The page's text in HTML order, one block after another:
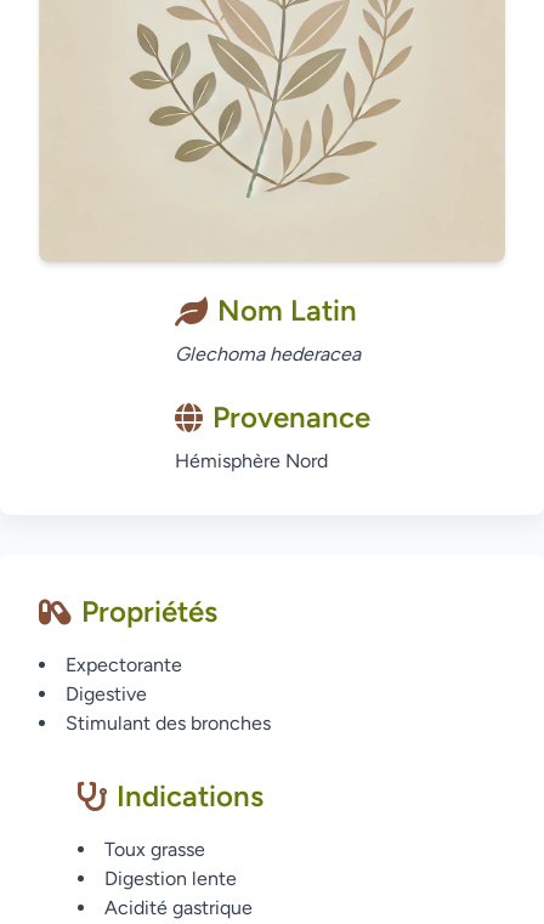
Nom Latin
Glechoma hederacea
Provenance
Hémisphère Nord
Propriétés
Expectorante
Digestive
Stimulant des bronches
Indications
Toux grasse
Digestion lente
Acidité gastrique